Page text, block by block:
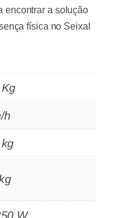
encontrar a solução
física no Seixal
h
W